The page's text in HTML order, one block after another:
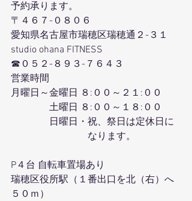
予約承ります。
〒４６７-０８０６
愛知県名古屋市瑞穂区瑞穂通２-３１
studio ohana FITNESS
☎０５２-８９３-７６４３
営業時間
月曜日～金曜日 ８:００～２１:００
土曜日 ８:００～１８:００
日曜日・祝、祭日は定休日に
なります。
P４台 自転車置場あり
瑞穂区役所駅（１番出口を北（右）へ
５０ｍ）